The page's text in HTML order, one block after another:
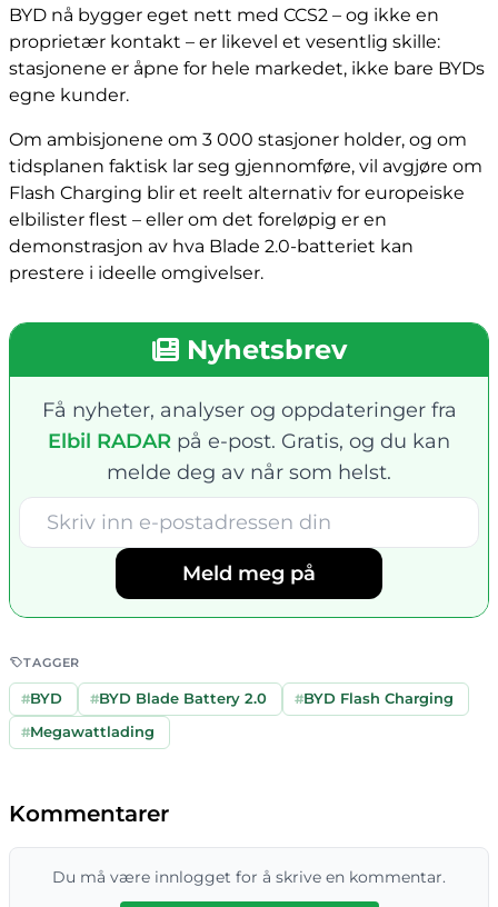
BYD nå bygger eget nett med CCS2 – og ikke en
proprietær kontakt – er likevel et vesentlig skille:
stasjonene er åpne for hele markedet, ikke bare BYDs
egne kunder.
Om ambisjonene om 3 000 stasjoner holder, og om
tidsplanen faktisk lar seg gjennomføre, vil avgjøre om
Flash Charging blir et reelt alternativ for europeiske
elbilister flest – eller om det foreløpig er en
demonstrasjon av hva Blade 2.0-batteriet kan
prestere i ideelle omgivelser.
Nyhetsbrev
Få nyheter, analyser og oppdateringer fra
Elbil RADAR på e-post. Gratis, og du kan
melde deg av når som helst.
Meld meg på
TAGGER
#BYD #BYD Blade Battery 2.0 #BYD Flash Charging
#Megawattlading
Kommentarer
Du må være innlogget for å skrive en kommentar.